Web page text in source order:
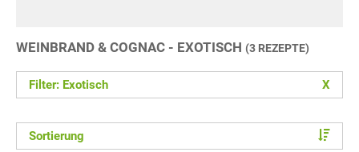
WEINBRAND & COGNAC - EXOTISCH (3 REZEPTE)
Filter: Exotisch X
Sortierung